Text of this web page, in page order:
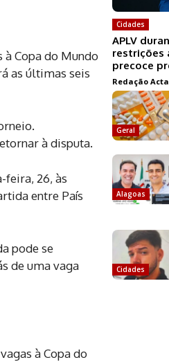
à Copa do Mundo
as últimas seis
à disputa.
feira, 26, às
entre País
pode se
de uma vaga
à Copa do
Cidades
APLV
restrições
precoce
Redação Acta
Geral
Alagoas
Cidades